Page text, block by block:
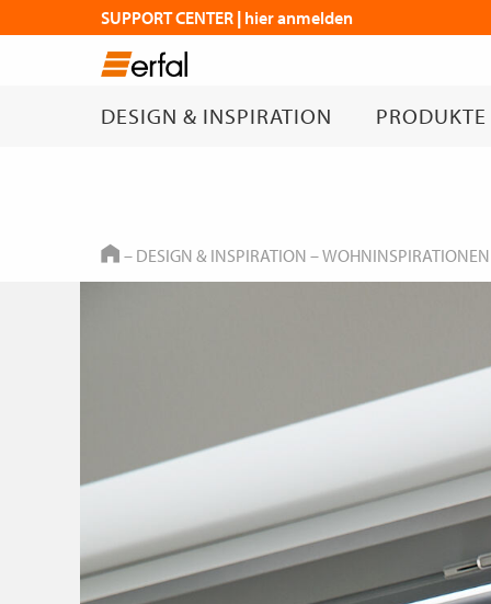
DESIGN & INSPIRATION PRODUKTE
SUPPORT CENTER | hier anmelden
HOME
– DESIGN & INSPIRATION –WOHNINSPIRATIONEN